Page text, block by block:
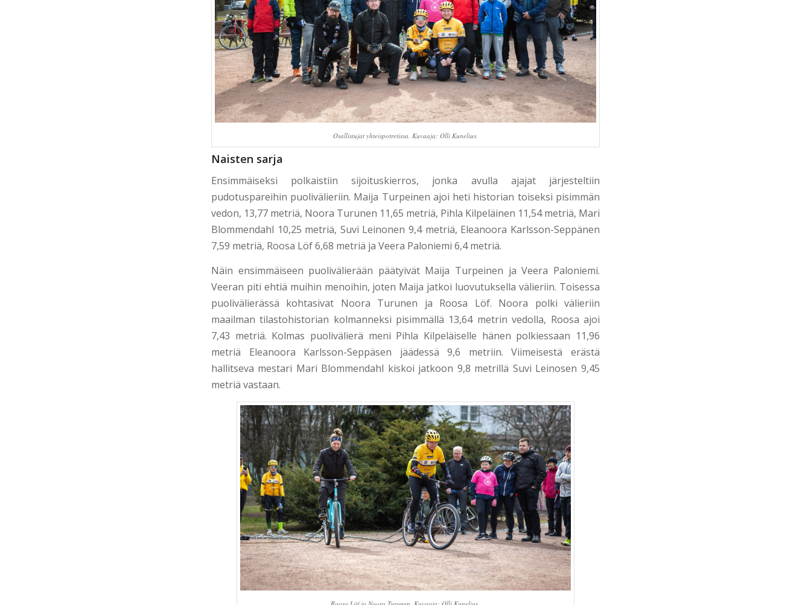
Osallistujat yhteispotretissa. Kuvaaja: Olli Kunelius.
Naisten sarja
Ensimmäiseksi polkaistiin sijoituskierros, jonka avulla ajajat järjesteltiin
pudotuspareihin puolivälieriin. Maija Turpeinen ajoi heti historian toiseksi pisimmän
vedon, 13,77 metriä, Noora Turunen 11,65 metriä, Pihla Kilpeläinen 11,54 metriä, Mari
Blommendahl 10,25 metriä, Suvi Leinonen 9,4 metriä, Eleanoora Karlsson-Seppänen
7,59 metriä, Roosa Löf 6,68 metriä ja Veera Paloniemi 6,4 metriä.
Näin ensimmäiseen puolivälierään päätyivät Maija Turpeinen ja Veera Paloniemi.
Veeran piti ehtiä muihin menoihin, joten Maija jatkoi luovutuksella välieriin. Toisessa
puolivälierässä kohtasivat Noora Turunen ja Roosa Löf. Noora polki välieriin
maailman tilastohistorian kolmanneksi pisimmällä 13,64 metrin vedolla, Roosa ajoi
7,43 metriä. Kolmas puolivälierä meni Pihla Kilpeläiselle hänen polkiessaan 11,96
metriä Eleanoora Karlsson-Seppäsen jäädessä 9,6 metriin. Viimeisestä erästä
hallitseva mestari Mari Blommendahl kiskoi jatkoon 9,8 metrillä Suvi Leinosen 9,45
metriä vastaan.